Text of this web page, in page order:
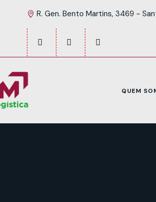
R. Gen. Bento Martins, 3469 -
QUEM